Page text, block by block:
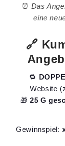
⏰ Das
eine
🔗
🔁
Website
🎁25 G
Gewinnspiel: